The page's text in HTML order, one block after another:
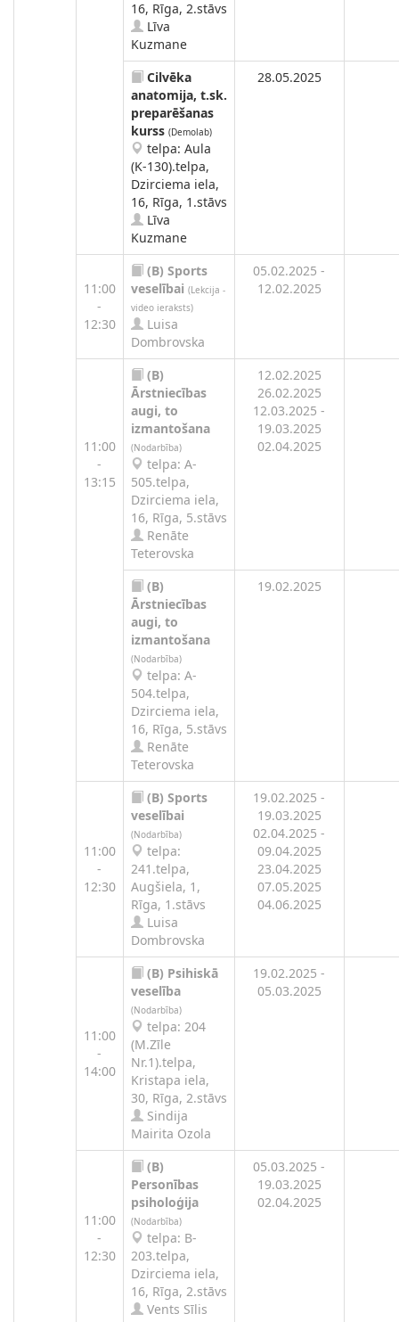
16, Rīga, 2.stāvs
Līva
Kuzmane
Cilvēka
anatomija, t.sk.
preparēšanas
kurss (Demolab)
telpa: Aula
(K-130).telpa,
Dzirciema iela,
16, Rīga, 1.stāvs
Līva
Kuzmane
28.05.2025
11:00
-
12:30
(B) Sports
veselībai (Lekcija -
video ieraksts)
Luisa
Dombrovska
05.02.2025 -
12.02.2025
11:00
-
13:15
(B)
Ārstniecības
augi, to
izmantošana
(Nodarbība)
telpa: A-
505.telpa,
Dzirciema iela,
16, Rīga, 5.stāvs
Renāte
Teterovska
12.02.2025
26.02.2025
12.03.2025 -
19.03.2025
02.04.2025
(B)
Ārstniecības
augi, to
izmantošana
(Nodarbība)
telpa: A-
504.telpa,
Dzirciema iela,
16, Rīga, 5.stāvs
Renāte
Teterovska
19.02.2025
11:00
-
12:30
(B) Sports
veselībai
(Nodarbība)
telpa:
241.telpa,
Augšiela, 1,
Rīga, 1.stāvs
Luisa
Dombrovska
19.02.2025 -
19.03.2025
02.04.2025 -
09.04.2025
23.04.2025
07.05.2025
04.06.2025
11:00
-
14:00
(B) Psihiskā
veselība
(Nodarbība)
telpa: 204
(M.Zīle
Nr.1).telpa,
Kristapa iela,
30, Rīga, 2.stāvs
Sindija
Mairita Ozola
19.02.2025 -
05.03.2025
11:00
-
12:30
(B)
Personības
psiholoģija
(Nodarbība)
telpa: B-
203.telpa,
Dzirciema iela,
16, Rīga, 2.stāvs
Vents Sīlis
05.03.2025 -
19.03.2025
02.04.2025